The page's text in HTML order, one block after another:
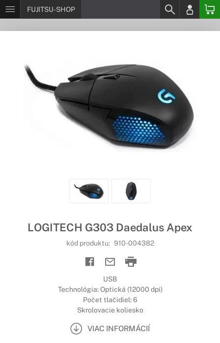
FUJITSU-SHOP
LOGITECH G303 Daedalus Apex
kód produktu: 910-004382
USB
Technológia: Optická (12000 dpi)
Počet tlačidiel: 6
Skrolovacie koliesko
VIAC INFORMÁCIÍ